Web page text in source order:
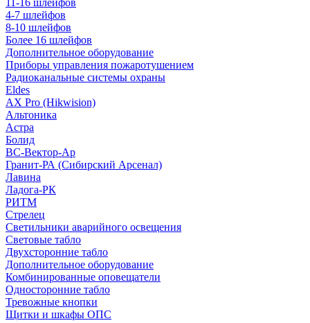
11-16 шлейфов
4-7 шлейфов
8-10 шлейфов
Более 16 шлейфов
Дополнительное оборудование
Приборы управления пожаротушением
Радиоканальные системы охраны
Eldes
AX Pro (Hikwision)
Альтоника
Астра
Болид
ВС-Вектор-Ар
Гранит-РА (Сибирский Арсенал)
Лавина
Ладога-РК
РИТМ
Стрелец
Светильники аварийного освещения
Световые табло
Двухсторонние табло
Дополнительное оборудование
Комбинированные оповещатели
Односторонние табло
Тревожные кнопки
Щитки и шкафы ОПС